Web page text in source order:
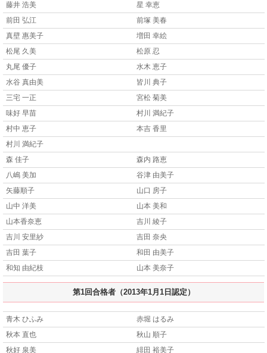
藤井 浩美
星 幸恵
前田 弘江
前塚 美春
真壁 惠美子
増田 幸絵
松尾 久美
松原 忍
丸尾 優子
水木 恵子
水谷 真由美
皆川 典子
三宅 一正
宮松 菊美
味好 早苗
村川 満紀子
村中 恵子
本吉 香里
村川 満紀子
森 佳子
森内 路恵
八嶋 美加
谷津 由美子
矢藤順子
山口 房子
山中 洋美
山本 美和
山本香奈恵
吉川 綾子
吉川 安里紗
吉田 奈央
吉田 葉子
和田 由美子
和知 由紀枝
山本 美奈子
第1回合格者（2013年1月1日認定）
青木 ひふみ
赤堀 はるみ
秋本 直也
秋山 順子
秋好 泉美
緋田 裕美子